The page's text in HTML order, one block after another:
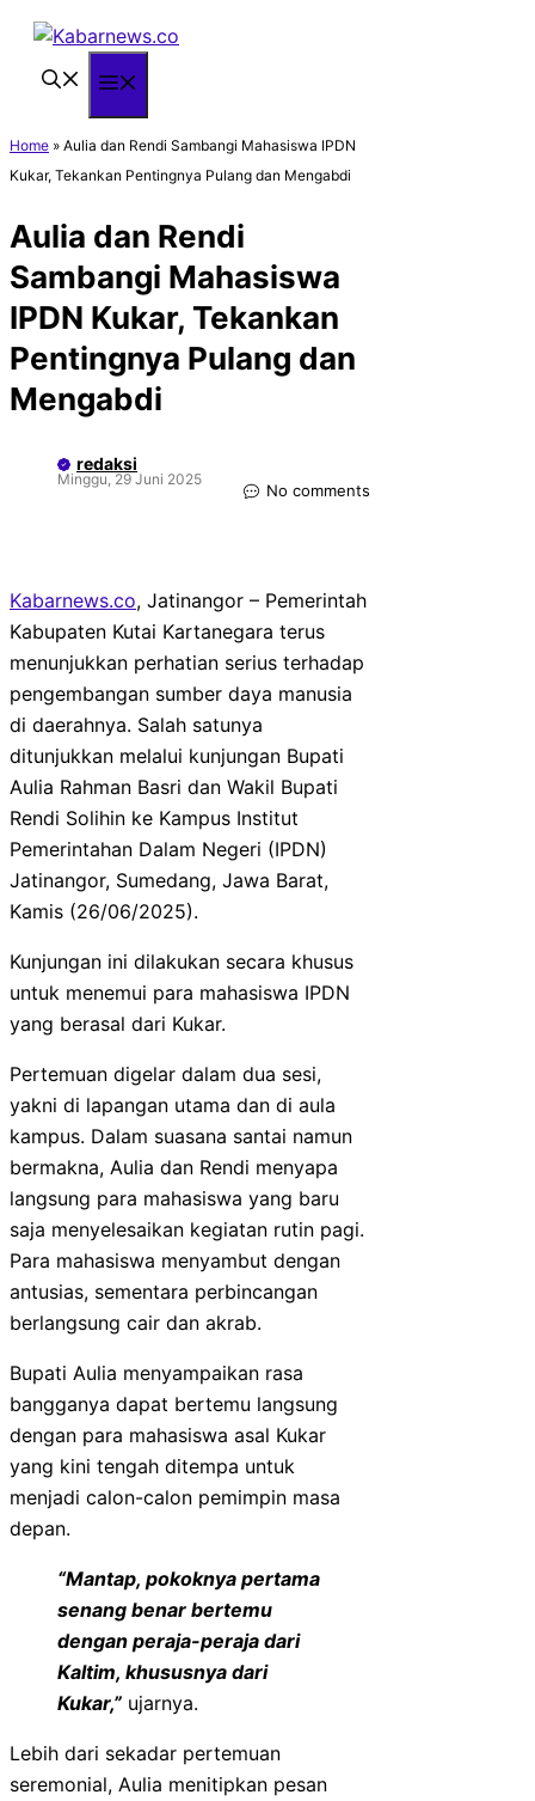
Langsung
Home » Aulia dan Rendi Sambangi Mahasiswa IPDN
Kukar, Tekankan Pentingnya Pulang dan Mengabdi
Aulia dan Rendi
Sambangi Mahasiswa
IPDN Kukar, Tekankan
Pentingnya Pulang dan
Mengabdi
redaksi
Minggu, 29 Juni 2025
No comments
Kabarnews.co, Jatinangor – Pemerintah
Kabupaten Kutai Kartanegara terus
menunjukkan perhatian serius terhadap
pengembangan sumber daya manusia
di daerahnya. Salah satunya
ditunjukkan melalui kunjungan Bupati
Aulia Rahman Basri dan Wakil Bupati
Rendi Solihin ke Kampus Institut
Pemerintahan Dalam Negeri (IPDN)
Jatinangor, Sumedang, Jawa Barat,
Kamis (26/06/2025).
Kunjungan ini dilakukan secara khusus
untuk menemui para mahasiswa IPDN
yang berasal dari Kukar.
Pertemuan digelar dalam dua sesi,
yakni di lapangan utama dan di aula
kampus. Dalam suasana santai namun
bermakna, Aulia dan Rendi menyapa
langsung para mahasiswa yang baru
saja menyelesaikan kegiatan rutin pagi.
Para mahasiswa menyambut dengan
antusias, sementara perbincangan
berlangsung cair dan akrab.
Bupati Aulia menyampaikan rasa
bangganya dapat bertemu langsung
dengan para mahasiswa asal Kukar
yang kini tengah ditempa untuk
menjadi calon-calon pemimpin masa
depan.
“Mantap, pokoknya pertama
senang benar bertemu
dengan peraja-peraja dari
Kaltim, khususnya dari
Kukar,” ujarnya.
Lebih dari sekadar pertemuan
seremonial, Aulia menitipkan pesan